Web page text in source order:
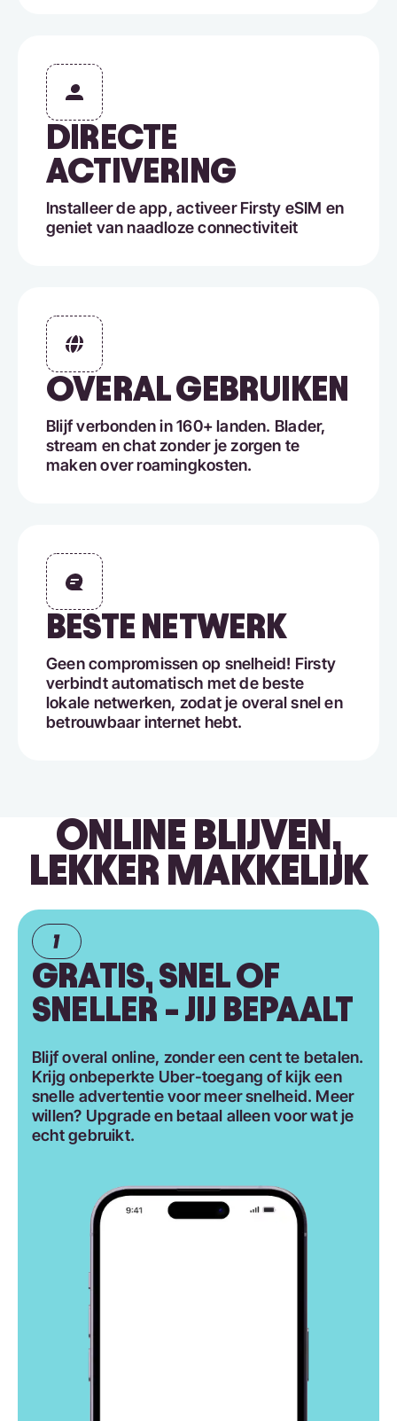
DIRECTE
ACTIVERING
Installeer de app, activeer Firsty eSIM en
geniet van naadloze connectiviteit
OVERAL GEBRUIKEN
Blijf verbonden in 160+ landen. Blader,
stream en chat zonder je zorgen te
maken over roamingkosten.
BESTE NETWERK
Geen compromissen op snelheid! Firsty
verbindt automatisch met de beste
lokale netwerken, zodat je overal snel en
betrouwbaar internet hebt.
ONLINE BLIJVEN,
LEKKER MAKKELIJK
GRATIS, SNEL OF
SNELLER - JIJ BEPAALT
Blijf overal online, zonder een cent te betalen.
Krijg onbeperkte Uber-toegang of kijk een
snelle advertentie voor meer snelheid. Meer
willen? Upgrade en betaal alleen voor wat je
echt gebruikt.